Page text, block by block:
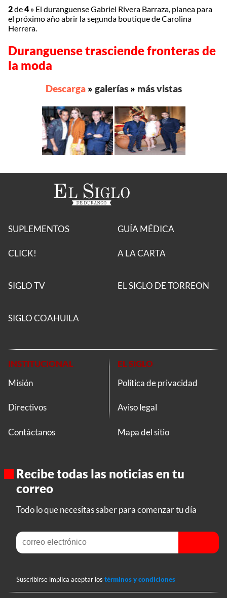
2de4 » El duranguense Gabriel Rivera Barraza, planea para
el próximo año abrir la segunda boutique de Carolina
Herrera.
Duranguense trasciende fronteras de
la moda
Descarga» galerías» más vistas
SUPLEMENTOS
CLICK!
GUÍA MÉDICA
A LA CARTA
SIGLO TV EL SIGLO DE TORREON
SIGLO COAHUILA
INSTITUCIONAL
Misión
Directivos
Contáctanos
EL SIGLO
Política de privacidad
Aviso legal
Mapa del sitio
Recibe todas las noticias en tu
correo
Todo lo que necesitas saber para comenzar tu día
Suscribirse implica aceptar los términos y condiciones